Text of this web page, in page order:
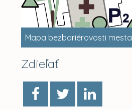
Mapa bezbariérovosti mesta
Zdieľať